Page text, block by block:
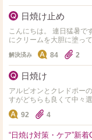
日焼け止め
こんにちは。 連日猛暑ですね。
にクリームを大胆に塗っ
解決済み 84 2
日焼け
アルビオンとクレドポー
すがどちらも良くて中々
か？
92 4
“日焼け対策・ケア”新